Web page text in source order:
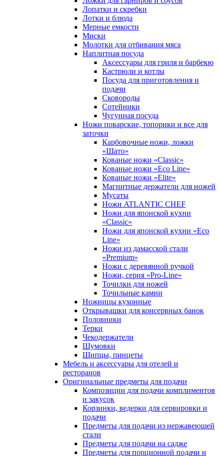
Лопатки и скребки
Лотки и блюда
Мерные емкости
Миски
Молотки для отбивания мяса
Наплитная посуда
Аксессуары для гриля и барбекю
Кастрюли и котлы
Посуда для приготовления и
подачи
Сковороды
Сотейники
Чугунная посуда
Ножи поварские, топорики и все для
заточки
Карбовочные ножи, ложки
«Шато»
Кованые ножи «Classic»
Кованые ножи «Eco Line»
Кованые ножи «Elite»
Магнитные держатели для ножей
Мусаты
Ножи ATLANTIC CHEF
Ножи для японской кухни
«Classic»
Ножи для японской кухни «Eco
Line»
Ножи из дамасской стали
«Premium»
Ножи с деревянной ручкой
Ножи, серия «Pro-Line»
Точилки для ножей
Точильные камни
Ножницы кухонные
Открывашки для консервных банок
Половники
Терки
Чекодержатели
Шумовки
Щипцы, пинцеты
Мебель и аксессуары для отелей и
ресторанов
Оригинальные предметы для подачи
Композиции для подачи комплиментов
и закусок
Корзинки, ведерки для сервировки и
подачи
Предметы для подачи из нержавеющей
стали
Предметы для подачи на садже
Предметы для порционной подачи и